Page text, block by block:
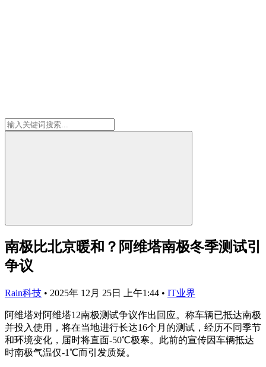
南极比北京暖和？阿维塔南极冬季测试引
争议
Rain科技 • 2025年 12月 25日 上午1:44 • IT业界
阿维塔对阿维塔12南极测试争议作出回应。称车辆已抵达南极
并投入使用，将在当地进行长达16个月的测试，经历不同季节
和环境变化，届时将直面-50℃极寒。此前的宣传因车辆抵达
时南极气温仅-1℃而引发质疑。